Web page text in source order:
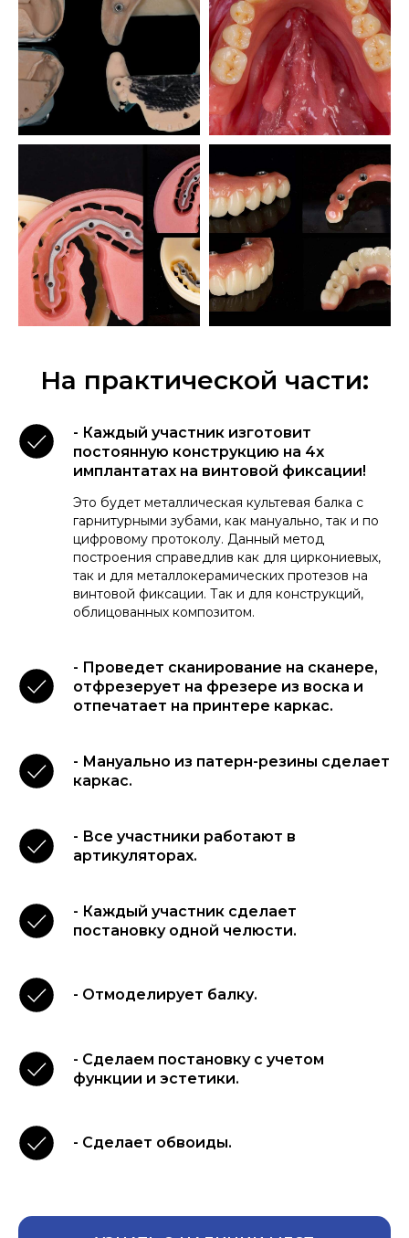
На практической части:
- Каждый участник изготовит
постоянную конструкцию на 4х
имплантатах на винтовой фиксации!
Это будет металлическая культевая балка с
гарнитурными зубами, как мануально, так и по
цифровому протоколу. Данный метод
построения справедлив как для циркониевых,
так и для металлокерамических протезов на
винтовой фиксации. Так и для конструкций,
облицованных композитом.
- Проведет сканирование на сканере,
отфрезерует на фрезере из воска и
отпечатает на принтере каркас.
- Мануально из патерн-резины сделает
каркас.
- Все участники работают в
артикуляторах.
- Каждый участник сделает
постановку одной челюсти.
- Отмоделирует балку.
- Сделаем постановку с учетом
функции и эстетики.
- Сделает обвоиды.